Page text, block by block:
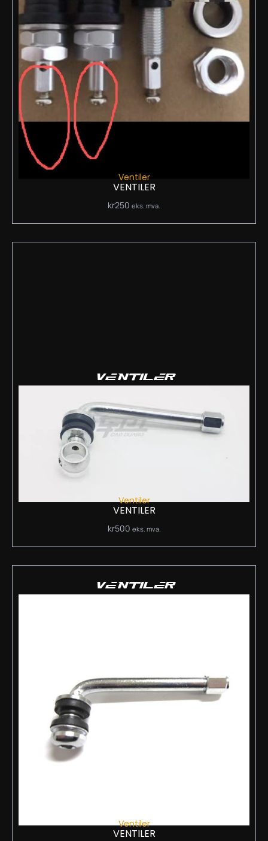
Ventiler
VENTILER
kr250 eks. mva.
VENTILER
Ventiler
VENTILER
kr500 eks. mva.
VENTILER
Ventiler
VENTILER